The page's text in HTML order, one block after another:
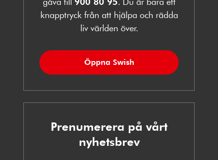
knapptryck från att hjälpa och rädda
liv världen över.
Öppna Swish
Prenumerera på vårt
nyhetsbrev